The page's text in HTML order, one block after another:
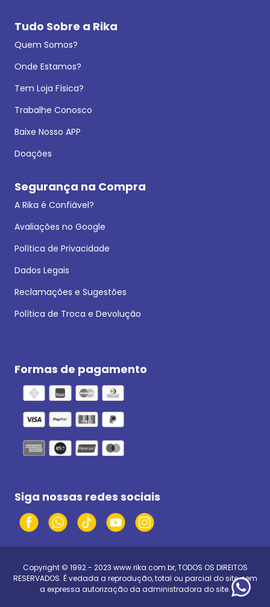
Tudo Sobre a Rika
Quem Somos?
Onde Estamos?
Tem Loja Física?
Trabalhe Conosco
Baixe Nosso APP
Doações
Segurança na Compra
A Rika é Confiável?
Avaliações no Google
Política de Privacidade
Dados Legais
Reclamações e Sugestões
Política de Troca e Devolução
Formas de pagamento
Siga nossas redes sociais
Copyright © 1992 - 2023 www.rika.com.br, TODOS OS DIREITOS
RESERVADOS. É vedada a reprodução, total ou parcial do site, sem
a expressa autorização da administradora do site.